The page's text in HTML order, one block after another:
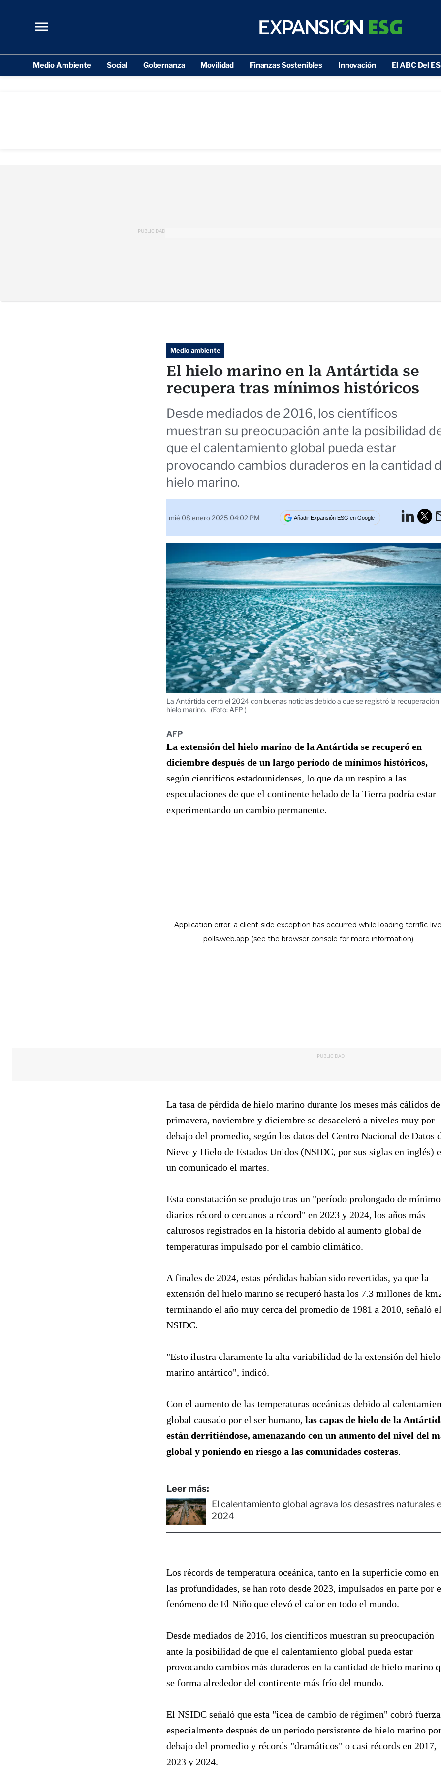
Medio Ambiente Social Gobernanza Movilidad Finanzas Sostenibles Innovación El ABC Del
PUBLICIDAD
Medio ambiente
El hielo marino en la Antártida se
recupera tras mínimos históricos
Desde mediados de 2016, los científicos
muestran su preocupación ante la posibilidad
que el calentamiento global pueda estar
provocando cambios duraderos en la cantidad
hielo marino.
mié 08 enero 2025 04:02 PM Añadir Expansión ESG en Google
La Antártida cerró el 2024 con buenas noticias debido a que se registró la recuperación
hielo marino.
(Foto: AFP )
AFP
La extensión del hielo marino de la Antártida se recuperó en
diciembre después de un largo período de mínimos históricos,
según científicos estadounidenses, lo que da un respiro a las
especulaciones de que el continente helado de la Tierra podría estar
experimentando un cambio permanente.
PUBLICIDAD
La tasa de pérdida de hielo marino durante los meses más cálidos de
primavera, noviembre y diciembre se desaceleró a niveles muy por
debajo del promedio, según los datos del Centro Nacional de Datos
Nieve y Hielo de Estados Unidos (NSIDC, por sus siglas en inglés)
un comunicado el martes.
Esta constatación se produjo tras un "período prolongado de
diarios récord o cercanos a récord" en 2023 y 2024, los años más
calurosos registrados en la historia debido al aumento global de
temperaturas impulsado por el cambio climático.
A finales de 2024, estas pérdidas habían sido revertidas, ya que la
extensión del hielo marino se recuperó hasta los 7.3 millones de
terminando el año muy cerca del promedio de 1981 a 2010, señaló el
NSIDC.
"Esto ilustra claramente la alta variabilidad de la extensión del hielo
marino antártico", indicó.
Con el aumento de las temperaturas oceánicas debido al
global causado por el ser humano, las capas de hielo de la
están derritiéndose, amenazando con un aumento del nivel del
global y poniendo en riesgo a las comunidades costeras.
Leer más:
El calentamiento global agrava los desastres naturales
2024
Los récords de temperatura oceánica, tanto en la superficie como en
las profundidades, se han roto desde 2023, impulsados en parte por
fenómeno de El Niño que elevó el calor en todo el mundo.
Desde mediados de 2016, los científicos muestran su preocupación
ante la posibilidad de que el calentamiento global pueda estar
provocando cambios más duraderos en la cantidad de hielo marino
se forma alrededor del continente más frío del mundo.
El NSIDC señaló que esta "idea de cambio de régimen" cobró fuerza
especialmente después de un período persistente de hielo marino por
debajo del promedio y récords "dramáticos" o casi récords en 2017,
2023 y 2024.